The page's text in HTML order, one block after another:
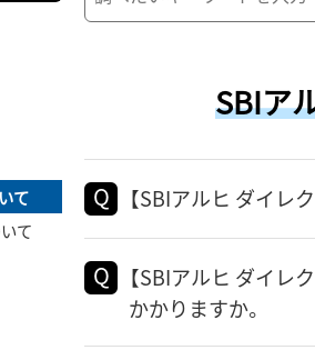
て
て
SBIア
【SBIアルヒ ダイレ
【SBIアルヒ ダイレ
かかりますか。